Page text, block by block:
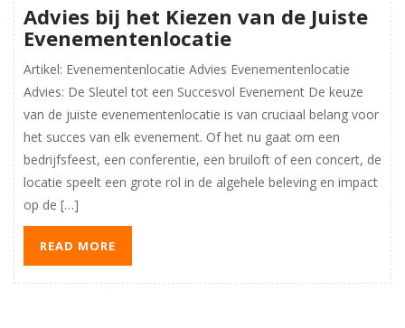
Advies bij het Kiezen van de Juiste
Evenementenlocatie
Artikel: Evenementenlocatie Advies Evenementenlocatie
Advies: De Sleutel tot een Succesvol Evenement De keuze
van de juiste evenementenlocatie is van cruciaal belang voor
het succes van elk evenement. Of het nu gaat om een
bedrijfsfeest, een conferentie, een bruiloft of een concert, de
locatie speelt een grote rol in de algehele beleving en impact
op de […]
READ MORE